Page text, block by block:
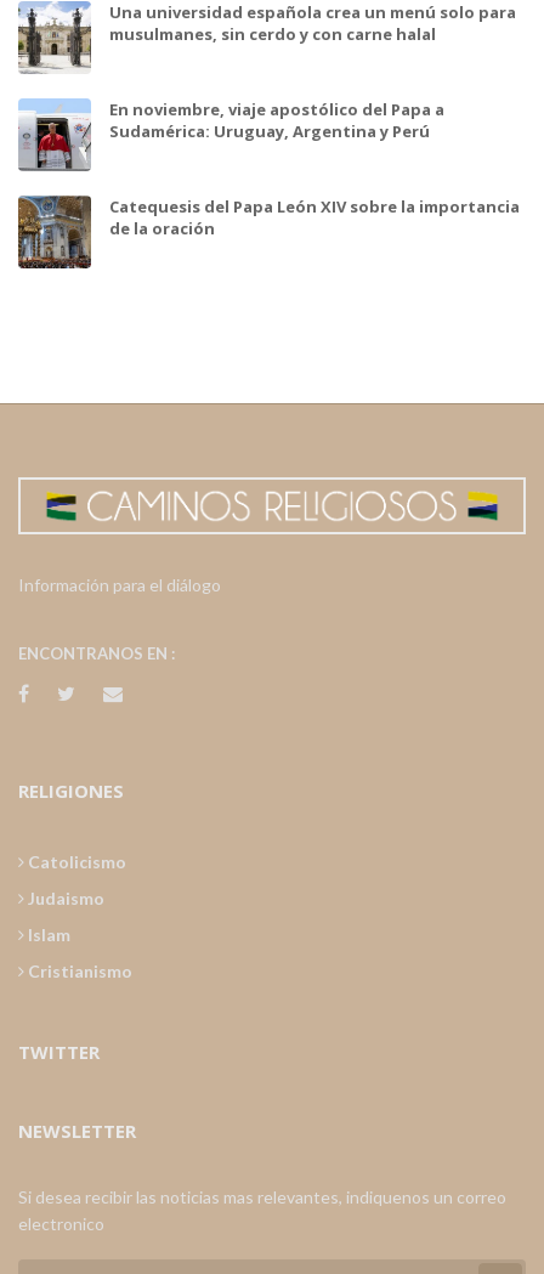
Una universidad española crea un menú solo para
musulmanes, sin cerdo y con carne halal
En noviembre, viaje apostólico del Papa a
Sudamérica: Uruguay, Argentina y Perú
Catequesis del Papa León XIV sobre la importancia
de la oración
Información para el diálogo
ENCONTRANOS EN :
RELIGIONES
Catolicismo
Judaismo
Islam
Cristianismo
TWITTER
NEWSLETTER
Si desea recibir las noticias mas relevantes, indiquenos un correo
electronico